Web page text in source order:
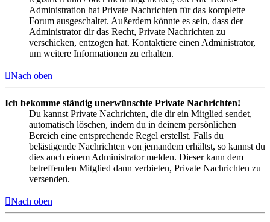
Administration hat Private Nachrichten für das komplette
Forum ausgeschaltet. Außerdem könnte es sein, dass der
Administrator dir das Recht, Private Nachrichten zu
verschicken, entzogen hat. Kontaktiere einen Administrator,
um weitere Informationen zu erhalten.
Nach oben
Ich bekomme ständig unerwünschte Private Nachrichten!
Du kannst Private Nachrichten, die dir ein Mitglied sendet,
automatisch löschen, indem du in deinem persönlichen
Bereich eine entsprechende Regel erstellst. Falls du
belästigende Nachrichten von jemandem erhältst, so kannst du
dies auch einem Administrator melden. Dieser kann dem
betreffenden Mitglied dann verbieten, Private Nachrichten zu
versenden.
Nach oben